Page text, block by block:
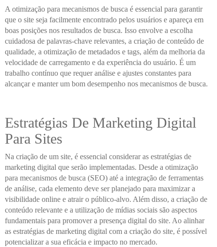
A otimização para mecanismos de busca é essencial para garantir
que o site seja facilmente encontrado pelos usuários e apareça em
boas posições nos resultados de busca. Isso envolve a escolha
cuidadosa de palavras-chave relevantes, a criação de conteúdo de
qualidade, a otimização de metadados e tags, além da melhoria da
velocidade de carregamento e da experiência do usuário. É um
trabalho contínuo que requer análise e ajustes constantes para
alcançar e manter um bom desempenho nos mecanismos de busca.
Estratégias De Marketing Digital
Para Sites
Na criação de um site, é essencial considerar as estratégias de
marketing digital que serão implementadas. Desde a otimização
para mecanismos de busca (SEO) até a integração de ferramentas
de análise, cada elemento deve ser planejado para maximizar a
visibilidade online e atrair o público-alvo. Além disso, a criação de
conteúdo relevante e a utilização de mídias sociais são aspectos
fundamentais para promover a presença digital do site. Ao alinhar
as estratégias de marketing digital com a criação do site, é possível
potencializar a sua eficácia e impacto no mercado.